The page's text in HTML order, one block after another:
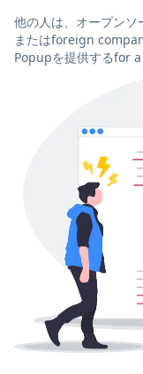
他の人は、オープンソ
またはforeign
Popupを提供するfor